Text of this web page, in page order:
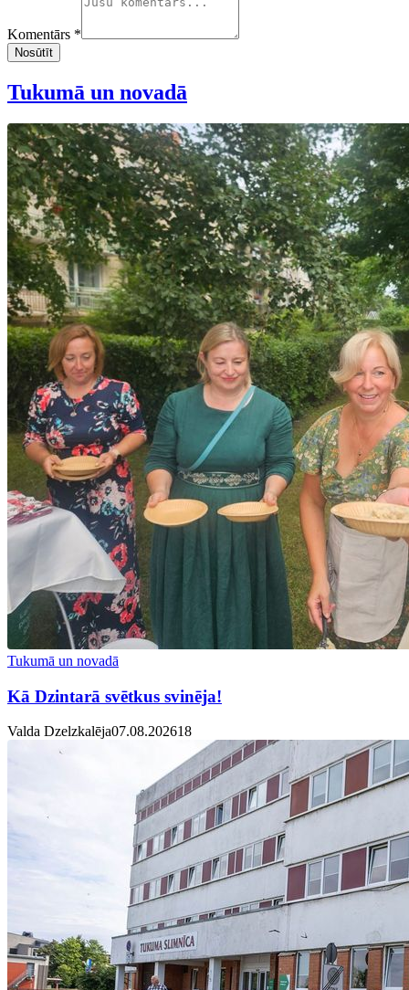
Komentārs *
Nosūtīt
Tukumā un novadā
Tukumā un novadā
Kā Dzintarā svētkus svinēja!
Valda Dzelzkalēja07.08.202618